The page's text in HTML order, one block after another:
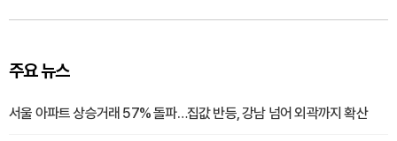
주요 뉴스
서울 아파트 상승거래 57% 돌파…집값 반등, 강남 넘어 외곽까지 확산